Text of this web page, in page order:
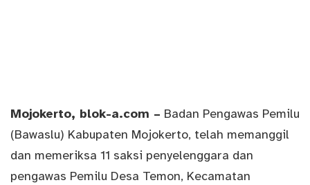
Mojokerto, blok-a.com – Badan Pengawas Pemilu
(Bawaslu) Kabupaten Mojokerto, telah memanggil
dan memeriksa 11 saksi penyelenggara dan
pengawas Pemilu Desa Temon, Kecamatan